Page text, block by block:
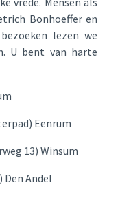
Bonhoeffer en
lezen we
U bent van harte
Eenrum
13) Winsum
Den Andel